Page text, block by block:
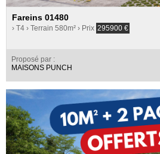
Fareins 01480
› T4 › Terrain 580m² › Prix 295900 €
Proposé par :
MAISONS PUNCH